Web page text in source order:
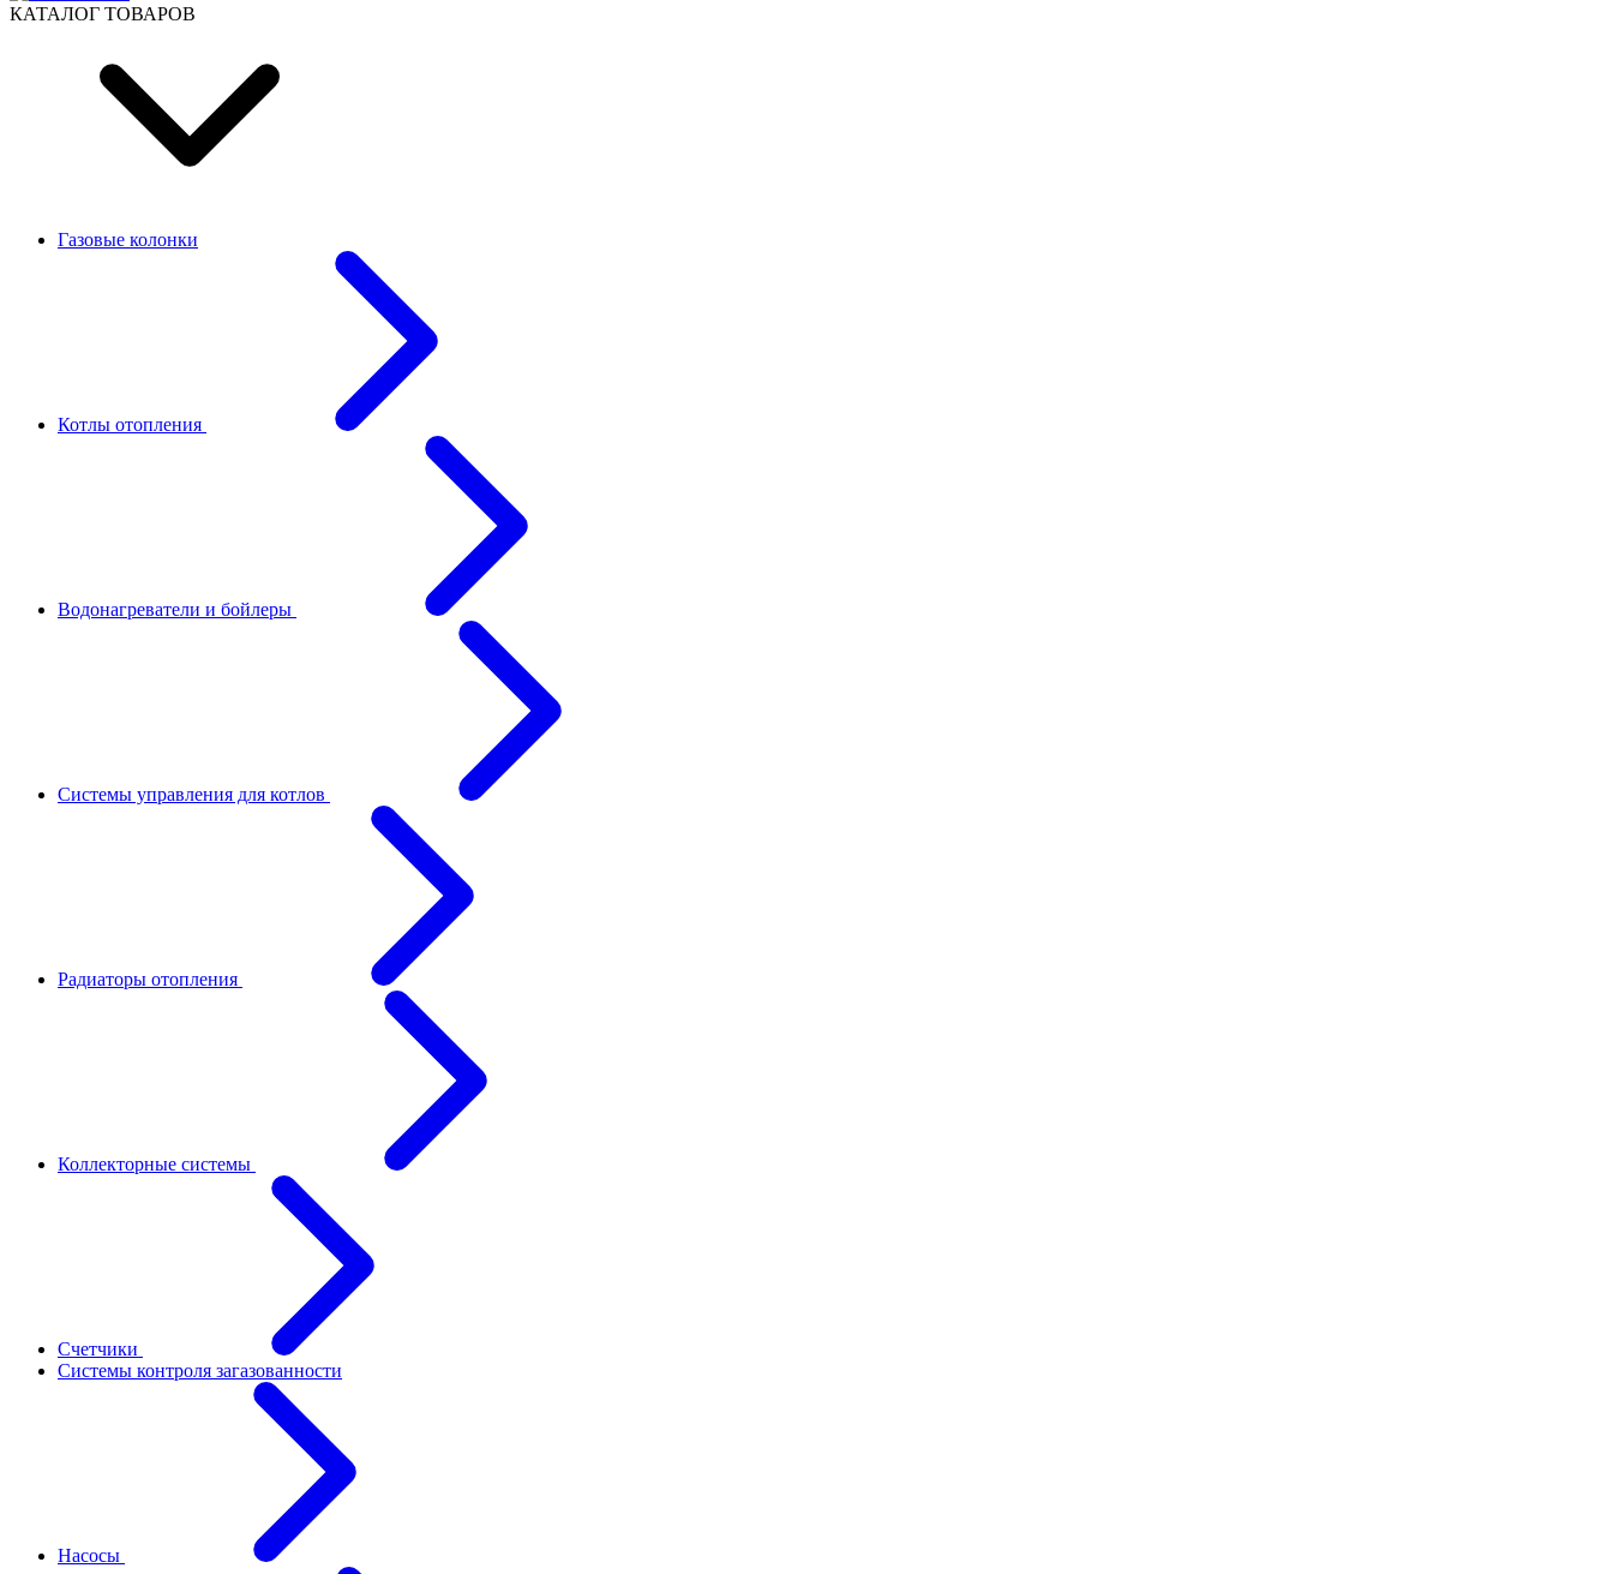
КАТАЛОГ ТОВАРОВ
Газовые колонки
Котлы отопления
Водонагреватели и бойлеры
Системы управления для котлов
Радиаторы отопления
Коллекторные системы
Счетчики
Системы контроля загазованности
Насосы